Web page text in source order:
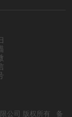
公司 版权所有 备